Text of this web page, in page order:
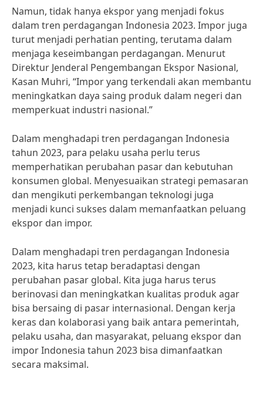
Namun, tidak hanya ekspor yang menjadi fokus
dalam tren perdagangan Indonesia 2023. Impor juga
turut menjadi perhatian penting, terutama dalam
menjaga keseimbangan perdagangan. Menurut
Direktur Jenderal Pengembangan Ekspor Nasional,
Kasan Muhri, “Impor yang terkendali akan membantu
meningkatkan daya saing produk dalam negeri dan
memperkuat industri nasional.”
Dalam menghadapi tren perdagangan Indonesia
tahun 2023, para pelaku usaha perlu terus
memperhatikan perubahan pasar dan kebutuhan
konsumen global. Menyesuaikan strategi pemasaran
dan mengikuti perkembangan teknologi juga
menjadi kunci sukses dalam memanfaatkan peluang
ekspor dan impor.
Dalam menghadapi tren perdagangan Indonesia
2023, kita harus tetap beradaptasi dengan
perubahan pasar global. Kita juga harus terus
berinovasi dan meningkatkan kualitas produk agar
bisa bersaing di pasar internasional. Dengan kerja
keras dan kolaborasi yang baik antara pemerintah,
pelaku usaha, dan masyarakat, peluang ekspor dan
impor Indonesia tahun 2023 bisa dimanfaatkan
secara maksimal.